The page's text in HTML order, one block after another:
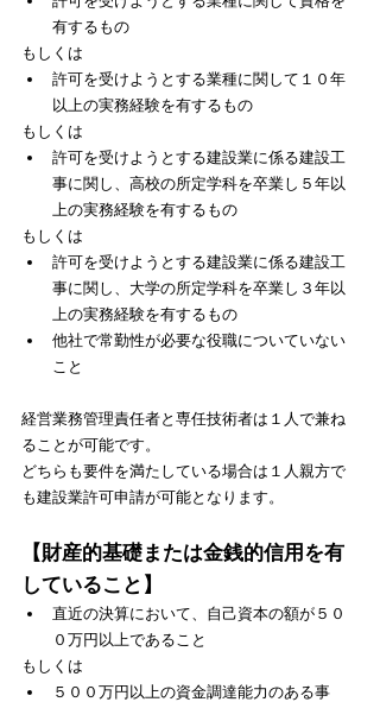
有するもの
もしくは
許可を受けようとする業種に関して１０年
以上の実務経験を有するもの
もしくは
許可を受けようとする建設業に係る建設工
事に関し、高校の所定学科を卒業し５年以
上の実務経験を有するもの
もしくは
許可を受けようとする建設業に係る建設工
事に関し、大学の所定学科を卒業し３年以
上の実務経験を有するもの
他社で常勤性が必要な役職についていない
こと
経営業務管理責任者と専任技術者は１人で兼ね
ることが可能です。
どちらも要件を満たしている場合は１人親方で
も建設業許可申請が可能となります。
【財産的基礎または金銭的信用を有
していること】
直近の決算において、自己資本の額が５０
０万円以上であること
もしくは
５００万円以上の資金調達能力のある事